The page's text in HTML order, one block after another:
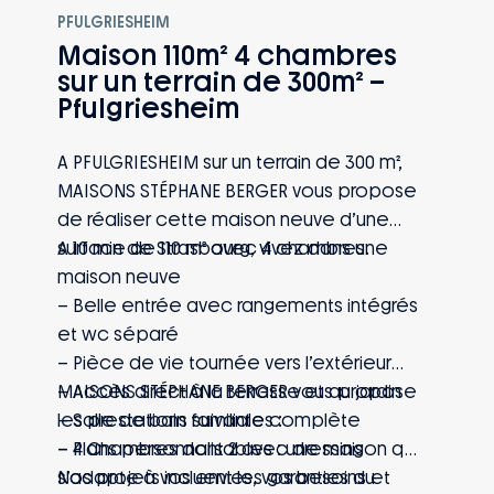
PFULGRIESHEIM
Maison 110m² 4 chambres
sur un terrain de 300m² –
Pfulgriesheim
A PFULGRIESHEIM sur un terrain de 300 m²,
MAISONS STÉPHANE BERGER vous propose
de réaliser cette maison neuve d’une
surface de 110 m² avec 4 chambres.
A 10 min de Strasbourg, vivez dans une
maison neuve
– Belle entrée avec rangements intégrés
et wc séparé
– Pièce de vie tournée vers l’extérieur
– Accès direct à la terrasse et au jardin
– Salle de bain familiale complète
– 4 Chambres dont 2 avec dressing
MAISONS STÉPHANE BERGER vous propose
les prestations suivantes :
– Plans personnalisables : une maison qui
s’adapte à vos envies, vos besoins et
Nos projets incluent les garanties du